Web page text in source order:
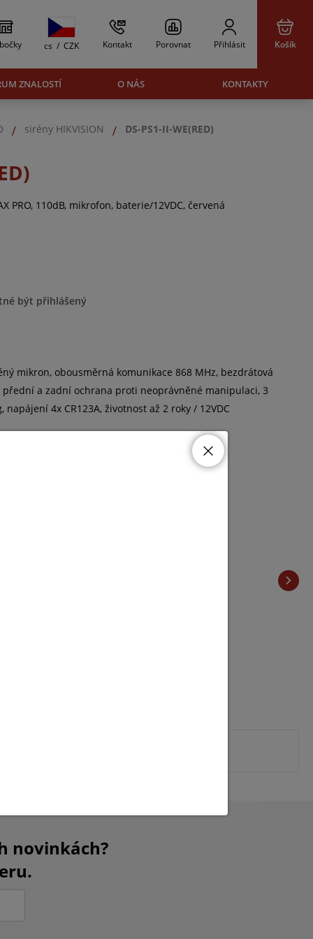
cs / CZK Kontakt Porovnat Přihlásit Košík
ZNALOSTÍ O NÁS KONTAKTY
sirény HIKVISION DS-PS1-II-WE(RED)
PRO, 110dB, mikrofon, baterie/12VDC, červená
být přihlášený
mikron, obousměrná komunikace 868 MHz, bezdrátová
a zadní ochrana proti neoprávněné manipulaci, 3
4x CR123A, životnost až 2 roky / 12VDC
novinkách?